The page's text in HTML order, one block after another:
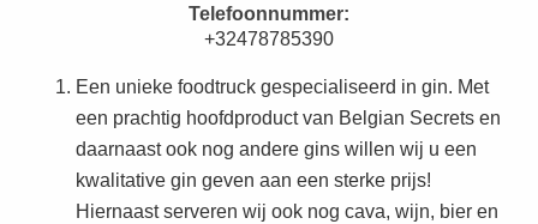
Telefoonnummer:
+32478785390
Een unieke foodtruck gespecialiseerd in gin. Met
een prachtig hoofdproduct van Belgian Secrets en
daarnaast ook nog andere gins willen wij u een
kwalitative gin geven aan een sterke prijs!
Hiernaast serveren wij ook nog cava, wijn, bier en